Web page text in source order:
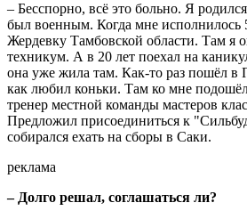
– Бесспорно, всё это больно. Я
был военным. Когда мне исполнилось
Жердевку Тамбовской области. Там я
техникум. А в 20 лет поехал на
она уже жила там. Как-то раз пошёл в
как любил коньки. Там ко мне
тренер местной команды мастеров
Предложил присоединиться к
собирался ехать на сборы в Саки.
реклама
– Долго решал, соглашаться ли?